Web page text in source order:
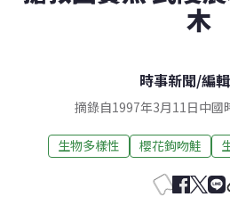
木
時事新聞/編
摘錄自1997年3月11日中國
生物多樣性 櫻花鉤吻鮭